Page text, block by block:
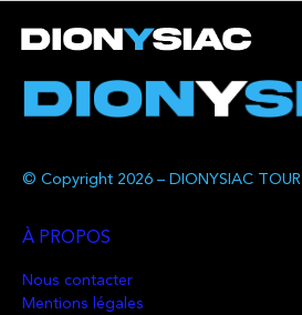
© Copyright 2026 – DIONYSIAC TOUR
À PROPOS
Nous contacter
Mentions légales